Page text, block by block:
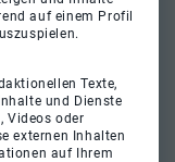
auf einem Profil
Texte,
und Dienste
Videos oder
externen Inhalten
auf Ihrem